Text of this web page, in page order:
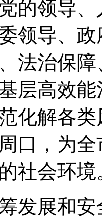
的领导
领导、
法治保
层高效能
化解各
口 ， 为
社会环境
展和安